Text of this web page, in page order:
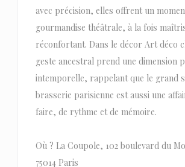
avec précision, elles offrent un
gourmandise théâtrale, à la fois
réconfortant. Dans le décor Art déco
geste ancestral prend une dimension
intemporelle, rappelant que le grand
brasserie parisienne est aussi une
faire, de rythme et de mémoire.
Où ? La Coupole, 102 boulevard du
75014 Paris